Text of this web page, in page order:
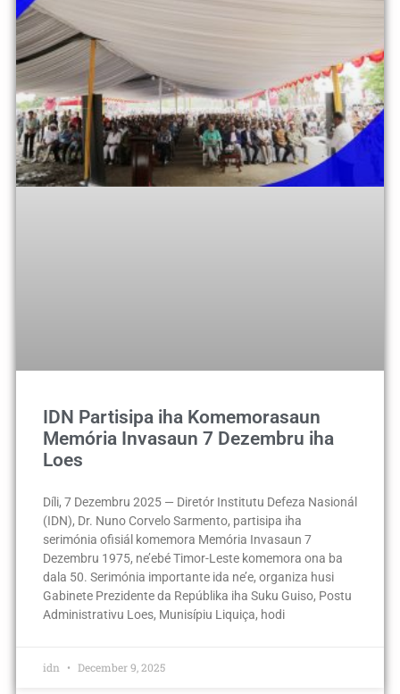
IDN Partisipa iha Komemorasaun
Memória Invasaun 7 Dezembru iha
Loes
Díli, 7 Dezembru 2025 — Diretór Institutu Defeza Nasionál
(IDN), Dr. Nuno Corvelo Sarmento, partisipa iha
serimónia ofisiál komemora Memória Invasaun 7
Dezembru 1975, ne’ebé Timor-Leste komemora ona ba
dala 50. Serimónia importante ida ne’e, organiza husi
Gabinete Prezidente da Repúblika iha Suku Guiso, Postu
Administrativu Loes, Munisípiu Liquiça, hodi
idn December 9, 2025